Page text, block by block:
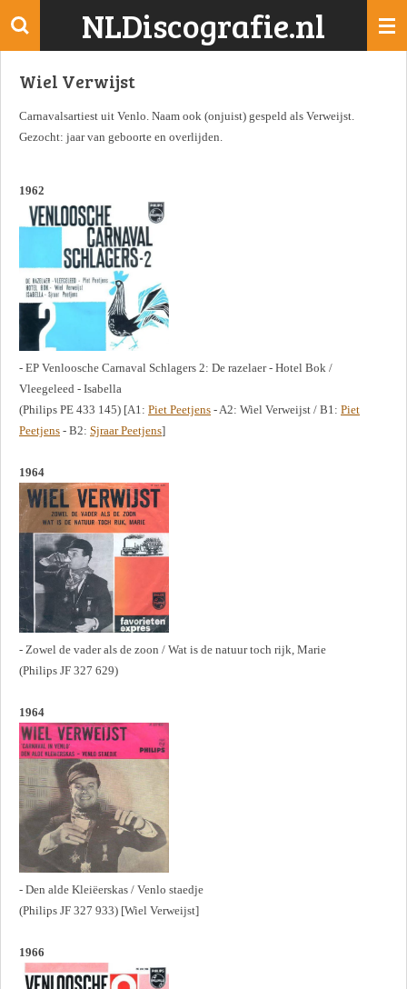
Ga
de
NLDiscografie.nl
Wiel Verwijst
Carnavalsartiest uit Venlo. Naam ook (onjuist) gespeld als Verweijst.
Gezocht: jaar van geboorte en overlijden.
1962
- EP Venloosche Carnaval Schlagers 2: De razelaer - Hotel Bok /
Vleegeleed - Isabella
(Philips PE 433 145) [A1: Piet Peetjens - A2: Wiel Verweijst / B1: Piet
Peetjens - B2: Sjraar Peetjens]
1964
- Zowel de vader als de zoon / Wat is de natuur toch rijk, Marie
(Philips JF 327 629)
1964
- Den alde Kleiëerskas / Venlo staedje
(Philips JF 327 933) [Wiel Verweijst]
1966